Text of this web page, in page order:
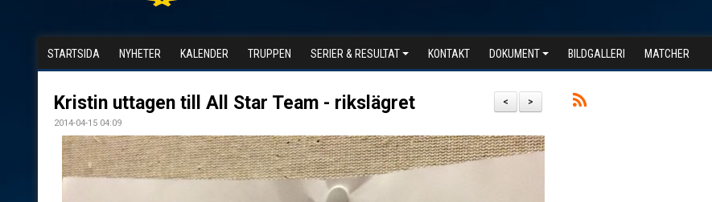
STARTSIDA NYHETER KALENDER TRUPPEN SERIER & RESULTAT KONTAKT DOKUMENT BILDGALLERI MATCHER
>
<
Kristin uttagen till All Star Team - rikslägret
2014-04-15 04:09